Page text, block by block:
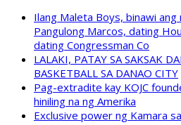
Ilang Maleta Boys, binawi ang
Pangulong Marcos, dating
dating Congressman Co
LALAKI, PATAY SA SAKSAK
BASKETBALL SA DANAO CITY
Pag-extradite kay KOJC
hiniling na ng Amerika
Exclusive power ng Kamara